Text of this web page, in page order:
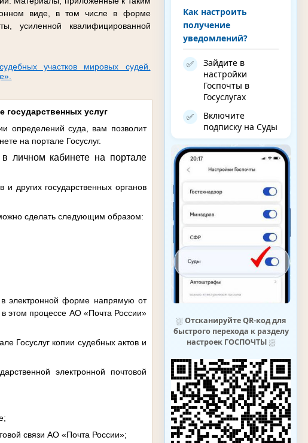
Как настроить
получение
уведомлений?
✅
Зайдите в
настройки
Госпочты в
Госуслугах
✅
Включите
подписку на Суды
⛆ Отсканируйте QR-код для
быстрого перехода к разделу
настроек ГОСПОЧТЫ⛆
виде, в том числе в форме
усиленной квалифицированной
участков мировых судей.
государственных услуг
определений суда, вам позволит
на портале Госуслуг.
личном кабинете на портале
других государственных органов
сделать следующим образом:
в электронной форме напрямую от
в этом процессе АО «Почта России»
Госуслуг копии судебных актов и
электронной почтовой
связи АО «Почта России»;